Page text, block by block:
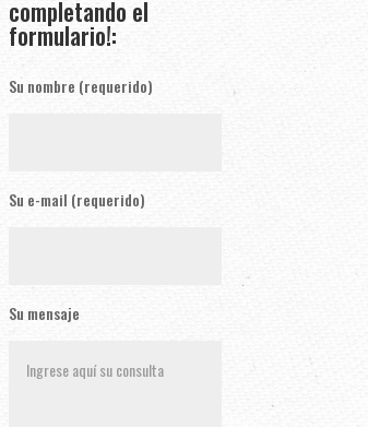
completando el
formulario!:
Su nombre (requerido)
Su e-mail (requerido)
Su mensaje